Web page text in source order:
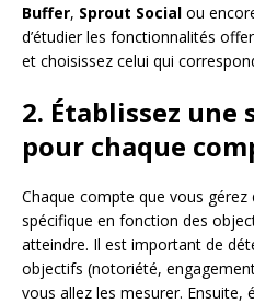
Buffer, Sprout Social ou
d’étudier les fonctionnalités
et choisissez celui qui
2. Établissez
pour chaque
Chaque compte que vous
spécifique en fonction des
atteindre. Il est important de
objectifs (notoriété,
vous allez les mesurer. Ensuite,